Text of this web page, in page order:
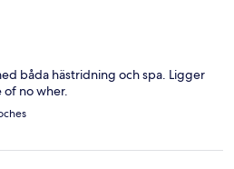
båda hästridning och spa. Ligger
no wher.